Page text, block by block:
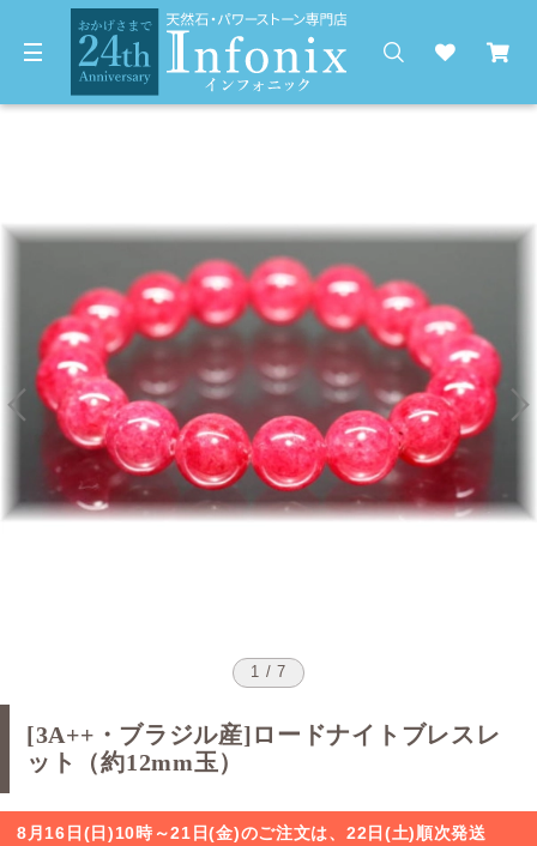
1 / 7
[3A++・ブラジル産]ロードナイトブレスレ
ット（約12mm玉）
8月16日(日)10時～21日(金)のご注文は、22日(土)順次発送